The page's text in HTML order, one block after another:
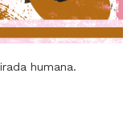
humana.